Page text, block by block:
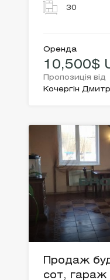
30
Оренда
10,500$
Пропозиція від
Кочергін
Продаж
сот, гараж